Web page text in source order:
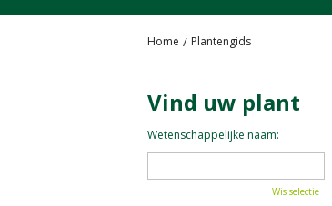
Home Plantengids
Vind uw plant
Wetenschappelijke naam:
Wis selectie